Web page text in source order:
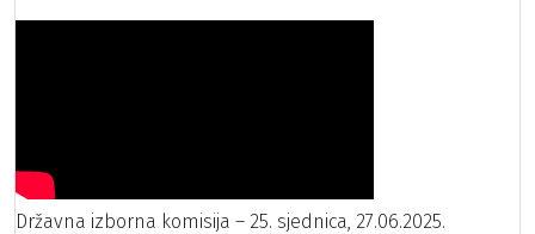
Državna izborna komisija – 25. sjednica, 27.06.2025.